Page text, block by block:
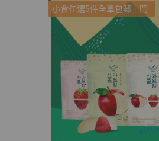
小食任選5件全單包郵上門